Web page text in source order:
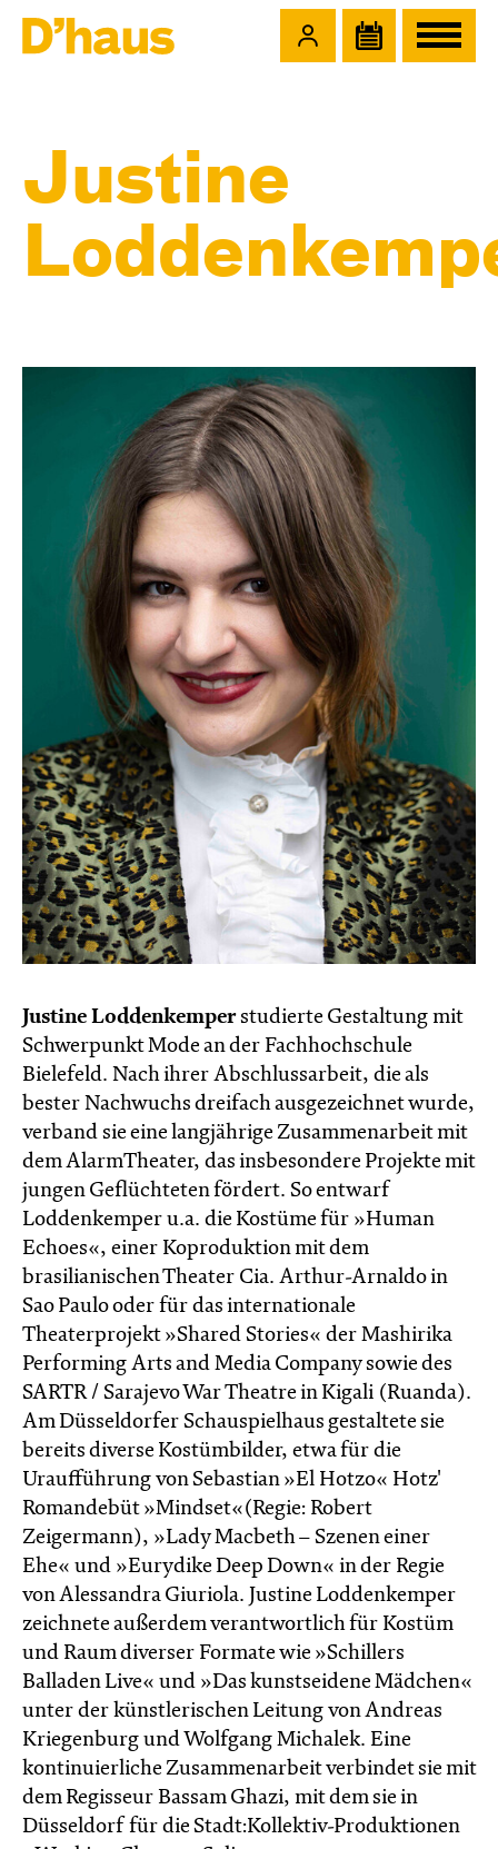
Justine
Justine Loddenkemperstudierte Gestaltung mit
Schwerpunkt Mode an der Fachhochschule
Bielefeld. Nach ihrer Abschlussarbeit, die als
bester Nachwuchs dreifach ausgezeichnet wurde,
verband sie eine langjährige Zusammenarbeit mit
dem AlarmTheater, das insbesondere Projekte mit
jungen Geflüchteten fördert. So entwarf
Loddenkemper u.a. die Kostüme für »Human
Echoes«, einer Koproduktion mit dem
brasilianischen Theater Cia. Arthur-Arnaldo in
Sao Paulo oder für das internationale
Theaterprojekt »Shared Stories« der Mashirika
Performing Arts and Media Company sowie des
SARTR / Sarajevo War Theatre in Kigali (Ruanda).
Am Düsseldorfer Schauspielhaus gestaltete sie
bereits diverse Kostümbilder, etwa für die
Uraufführung von Sebastian »El Hotzo« Hotz'
Romandebüt »Mindset«(Regie: Robert
Zeigermann), »Lady Macbeth – Szenen einer
Ehe« und »Eurydike Deep Down« in der Regie
von Alessandra Giuriola. Justine Loddenkemper
zeichnete außerdem verantwortlich für Kostüm
und Raum diverser Formate wie »Schillers
Balladen Live« und »Das kunstseidene Mädchen«
unter der künstlerischen Leitung von Andreas
Kriegenburg und Wolfgang Michalek. Eine
kontinuierliche Zusammenarbeit verbindet sie mit
dem Regisseur Bassam Ghazi, mit dem sie in
Düsseldorf für die Stadt:Kollektiv-Produktionen